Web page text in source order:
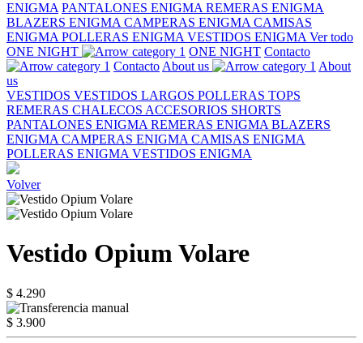
ENIGMA PANTALONES ENIGMA REMERAS ENIGMA
BLAZERS ENIGMA CAMPERAS ENIGMA CAMISAS
ENIGMA POLLERAS ENIGMA VESTIDOS ENIGMA Ver todo
ONE NIGHT
ONE NIGHT Contacto
Contacto About us
About
us
VESTIDOS VESTIDOS LARGOS POLLERAS TOPS
REMERAS CHALECOS ACCESORIOS SHORTS
PANTALONES ENIGMA REMERAS ENIGMA BLAZERS
ENIGMA CAMPERAS ENIGMA CAMISAS ENIGMA
POLLERAS ENIGMA VESTIDOS ENIGMA
Volver
Vestido Opium Volare
$ 4.290
$ 3.900